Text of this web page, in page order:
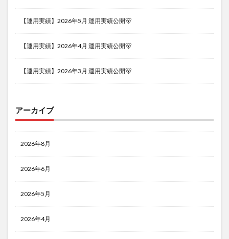
【運用実績】2026年5月 運用実績公開🐻
【運用実績】2026年4月 運用実績公開🐻
【運用実績】2026年3月 運用実績公開🐻
アーカイブ
2026年8月
2026年6月
2026年5月
2026年4月